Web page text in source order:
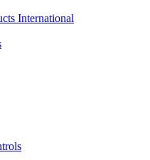
International